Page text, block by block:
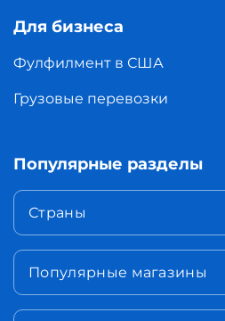
Для бизнеса
Фулфилмент в США
Грузовые перевозки
Популярные разделы
Страны
Популярные магазины